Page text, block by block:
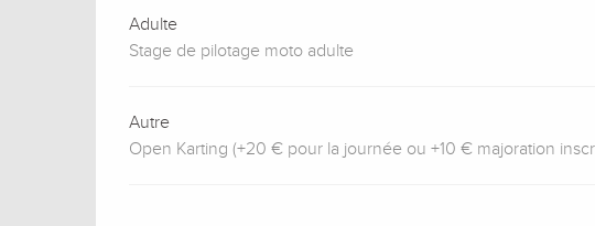
Adulte
Stage de pilotage moto adulte
Autre
Open Karting (+20 € pour la journée ou +10 € majoration